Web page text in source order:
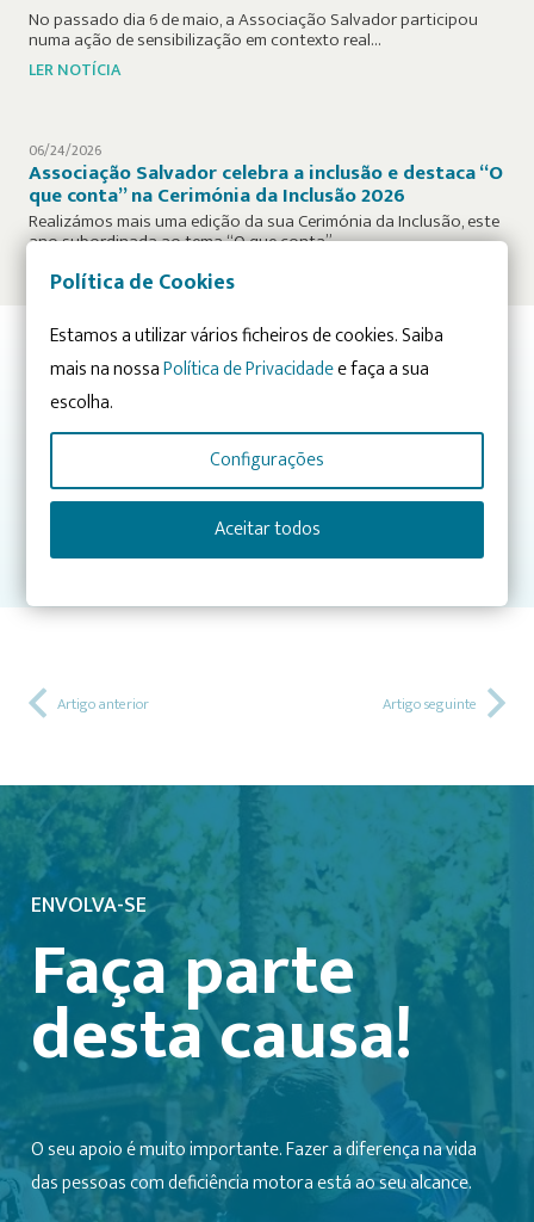
No passado dia 6 de maio, a Associação Salvador participou
numa ação de sensibilização em contexto real…
LER NOTÍCIA
06/24/2026
Associação Salvador celebra a inclusão e destaca “O
que conta” na Cerimónia da Inclusão 2026
Realizámos mais uma edição da sua Cerimónia da Inclusão, este
ano subordinada ao tema “O que conta”,…
LER NOTÍCIA
Já conhece os nossos projetos? Descubra-os nas Áreas de
Atuação:
INTEGRAÇÃO
SENSIBILIZAÇÃO
CRESCIMENTO E ENVOLVIMENTO
Artigo anterior Artigo seguinte
ENVOLVA-SE
Faça parte
desta causa!
O seu apoio é muito importante. Fazer a diferença na vida
das pessoas com deficiência motora está ao seu alcance.
Política de Cookies
Estamos a utilizar vários ficheiros de cookies. Saiba
mais na nossaPolítica de Privacidadee faça a sua
escolha.
Configurações
Aceitar todos